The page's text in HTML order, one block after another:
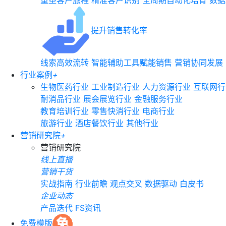
提升销售转化率
线索高效流转 智能辅助工具赋能销售 营销协同发展
行业案例 +
生物医药行业 工业制造行业 人力资源行业 互联网
耐消品行业 展会展览行业 金融服务行业
教育培训行业 零售快消行业 电商行业
旅游行业 酒店餐饮行业 其他行业
营销研究院+
营销研究院
线上直播
营销干货
实战指南 行业前瞻 观点交叉 数据驱动 白皮书
企业动态
产品迭代 FS资讯
免费模版